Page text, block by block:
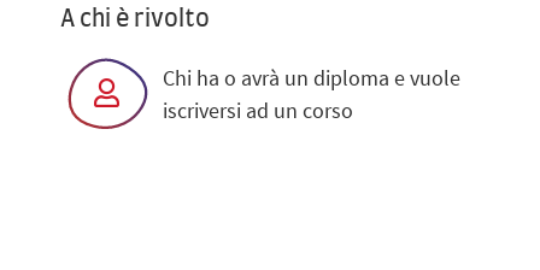
A chi è rivolto
Chi ha o avrà un diploma e vuole
iscriversi ad un corso